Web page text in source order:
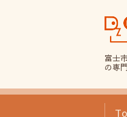
富士
の専